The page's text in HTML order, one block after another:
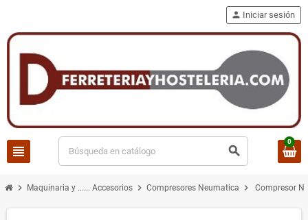
view_headline search
person Iniciar sesión
0
chevron_right Maquinaria y ...... Accesorios chevron_right Compresores Neumatica chevron_right Compresor